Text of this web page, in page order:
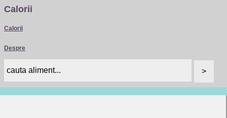
Calorii
Calorii
Despre